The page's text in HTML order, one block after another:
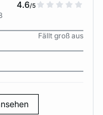
4.6/5
Fällt groß aus